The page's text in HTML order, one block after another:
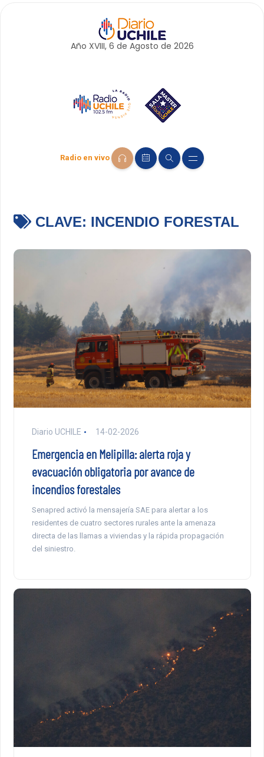
Año XVIII, 6 de Agosto de 2026
Radio en vivo
CLAVE: INCENDIO FORESTAL
Diario UCHILE 14-02-2026
Emergencia en Melipilla: alerta roja y
evacuación obligatoria por avance de
incendios forestales
Senapred activó la mensajería SAE para alertar a los
residentes de cuatro sectores rurales ante la amenaza
directa de las llamas a viviendas y la rápida propagación
del siniestro.